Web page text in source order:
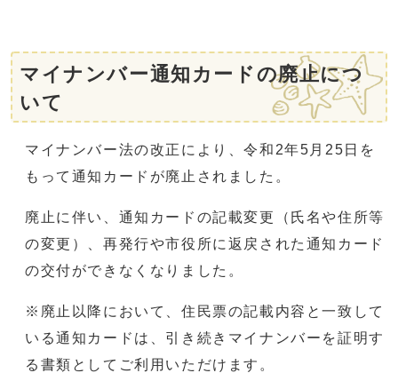
マイナンバー通知カードの廃止につ
いて
マイナンバー法の改正により、令和2年5月25日を
もって通知カードが廃止されました。
廃止に伴い、通知カードの記載変更（氏名や住所等
の変更）、再発行や市役所に返戻された通知カード
の交付ができなくなりました。
※廃止以降において、住民票の記載内容と一致して
いる通知カードは、引き続きマイナンバーを証明す
る書類としてご利用いただけます。